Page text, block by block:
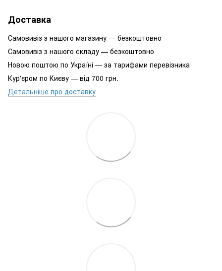
Доставка
Самовивіз з нашого магазину — безкоштовно
Самовивіз з нашого складу — безкоштовно
Новою поштою по Україні — за тарифами перевізника
Кур'єром по Києву — від 700 грн.
Детальніше про доставку